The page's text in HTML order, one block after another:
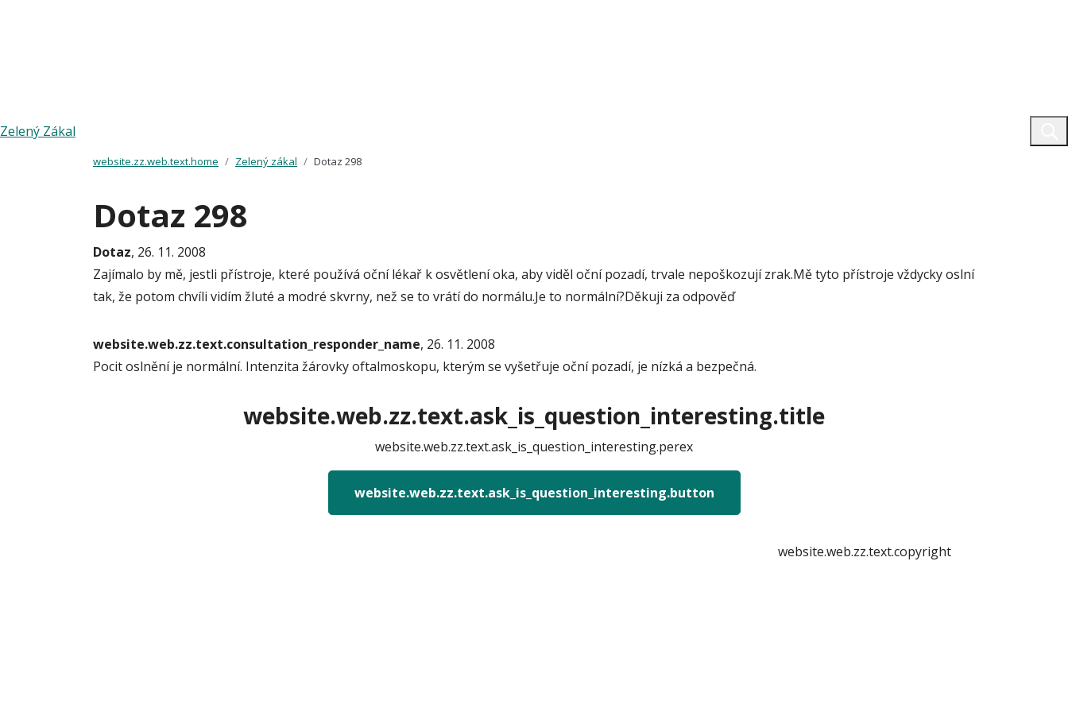
Zelený Zákal
website.zz.web.text.home Zelený zákal Dotaz 298
Dotaz 298
Dotaz, 26. 11. 2008
Zajímalo by mě, jestli přístroje, které používá oční lékař k osvětlení oka, aby viděl oční pozadí, trvale nepoškozují zrak.Mě tyto přístroje vždycky oslní
tak, že potom chvíli vidím žluté a modré skvrny, než se to vrátí do normálu.Je to normální?Děkuji za odpověď
website.web.zz.text.consultation_responder_name, 26. 11. 2008
Pocit oslnění je normální. Intenzita žárovky oftalmoskopu, kterým se vyšetřuje oční pozadí, je nízká a bezpečná.
website.web.zz.text.ask_is_question_interesting.title
website.web.zz.text.ask_is_question_interesting.perex
website.web.zz.text.ask_is_question_interesting.button
website.web.zz.text.copyright